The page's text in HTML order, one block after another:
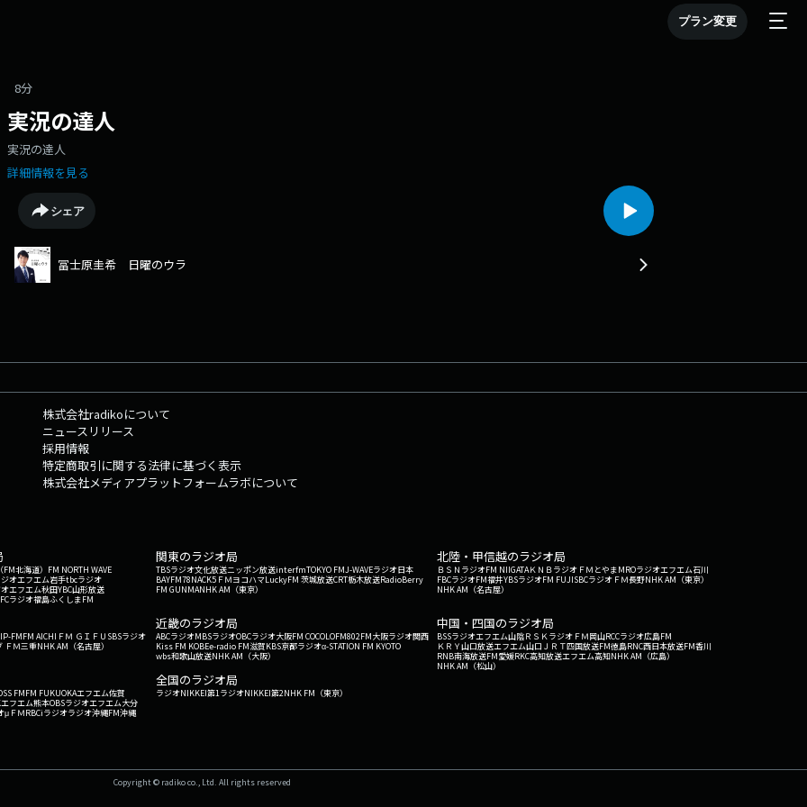
プラン変更
8分
実況の達人
実況の達人
詳細情報を見る
シェア
冨士原圭希 日曜のウラ
株式会社radikoについて
ニュースリリース
採用情報
特定商取引に関する法律に基づく表示
株式会社メディアプラットフォームラボについて
北海道） FM NORTH WAVE
オエフエム岩手tbcラジオ
エフエム秋田YBC山形放送
ラジオ福島ふくしまFM
関東のラジオ局
TBSラジオ文化放送ニッポン放送interfmTOKYO FMJ-WAVEラジオ日本
BAYFM78NACK5 ＦＭヨコハマLuckyFM 茨城放送CRT栃木放送RadioBerry
FM GUNMANHK AM（東京）
北陸・甲信越のラジオ局
ＢＳＮラジオFM NIIGATAＫＮＢラジオ ＦＭとやまMROラジオエフエム石川
FBCラジオFM福井YBSラジオFM FUJISBCラジオ ＦＭ長野NHK AM（東京）
NHK AM（名古屋）
FMFM AICHI ＦＭ ＧＩＦＵ SBSラジオ
ＦＭ三重NHK AM（名古屋）
近畿のラジオ局
ABCラジオMBSラジオOBCラジオ大阪FM COCOLOFM802FM大阪ラジオ関西
Kiss FM KOBEe-radio FM滋賀KBS京都ラジオα-STATION FM KYOTO
wbs和歌山放送NHK AM（大阪）
中国・四国のラジオ局
BSSラジオエフエム山陰ＲＳＫラジオ ＦＭ岡山RCCラジオ広島FM
ＫＲＹ山口放送エフエム山口 ＪＲＴ四国放送FM徳島RNC西日本放送FM香川
RNB南海放送FM愛媛RKC高知放送エフエム高知NHK AM（広島）
NHK AM（松山）
FMFM FUKUOKAエフエム佐賀
フエム熊本OBSラジオエフエム大分
μＦＭRBCiラジオラジオ沖縄FM沖縄
全国のラジオ局
ラジオNIKKEI第1ラジオNIKKEI第2NHK FM（東京）
Copyright © radiko co., Ltd. All rights reserved